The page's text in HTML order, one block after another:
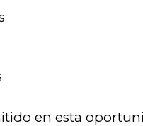
en esta